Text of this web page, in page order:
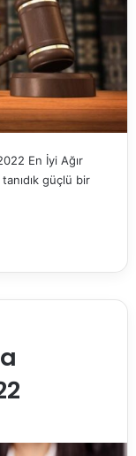
En İyi Ağır
güçlü bir